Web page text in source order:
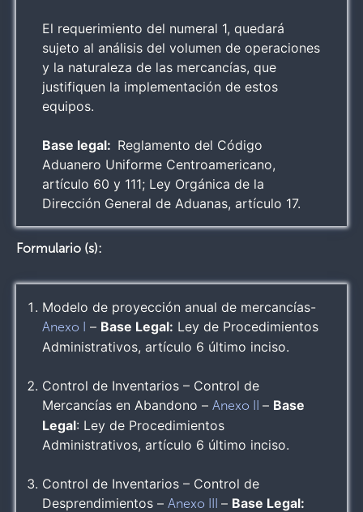
El requerimiento del numeral 1, quedará
sujeto al análisis del volumen de operaciones
y la naturaleza de las mercancías, que
justifiquen la implementación de estos
equipos.
Base legal: Reglamento del Código
Aduanero Uniforme Centroamericano,
artículo 60 y 111; Ley Orgánica de la
Dirección General de Aduanas, artículo 17.
Formulario (s):
Modelo de proyección anual de mercancías-
Anexo I – Base Legal: Ley de Procedimientos
Administrativos, artículo 6 último inciso.
Control de Inventarios – Control de
Mercancías en Abandono – Anexo II – Base
Legal: Ley de Procedimientos
Administrativos, artículo 6 último inciso.
Control de Inventarios – Control de
Desprendimientos – Anexo III – Base Legal: